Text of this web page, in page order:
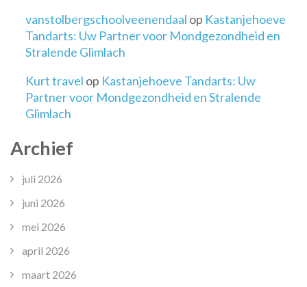
vanstolbergschoolveenendaal op Kastanjehoeve
Tandarts: Uw Partner voor Mondgezondheid en
Stralende Glimlach
Kurt travel op Kastanjehoeve Tandarts: Uw
Partner voor Mondgezondheid en Stralende
Glimlach
Archief
juli 2026
juni 2026
mei 2026
april 2026
maart 2026